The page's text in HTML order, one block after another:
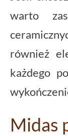
warto
również
każdego
Midas